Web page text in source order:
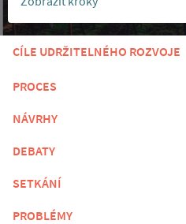
CÍLE UDRŽITELNÉHO ROZVOJE
PROCES
NÁVRHY
DEBATY
SETKÁNÍ
PROBLÉMY